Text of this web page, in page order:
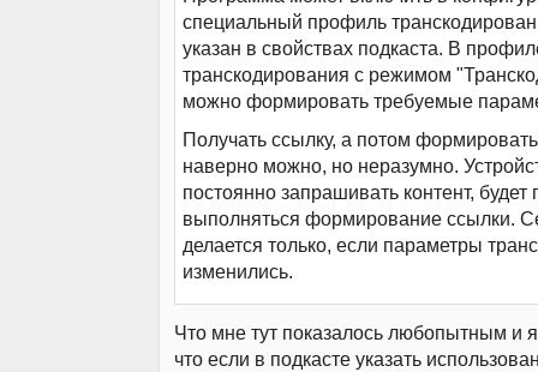
специальный профиль
указан в свойствах подкаста. В
транскодирования с режимом
можно формировать требуемые
Получать ссылку, а потом
наверно можно, но неразумно.
постоянно запрашивать контент, будет
выполняться формирование ссылки.
делается только, если параметры
изменились.
Что мне тут показалось любопытным и
что если в подкасте указать